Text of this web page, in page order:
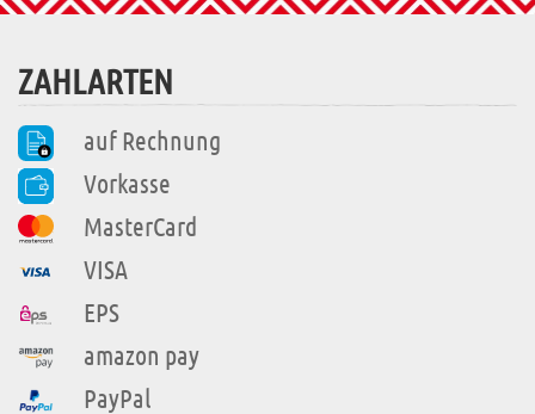
ZAHLARTEN
auf Rechnung
Vorkasse
MasterCard
VISA
EPS
amazon pay
PayPal